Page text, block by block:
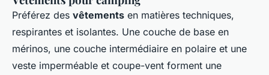
Préférez des vêtements en matières techniques,
respirantes et isolantes. Une couche de base en
mérinos, une couche intermédiaire en polaire et une
veste imperméable et coupe-vent forment une